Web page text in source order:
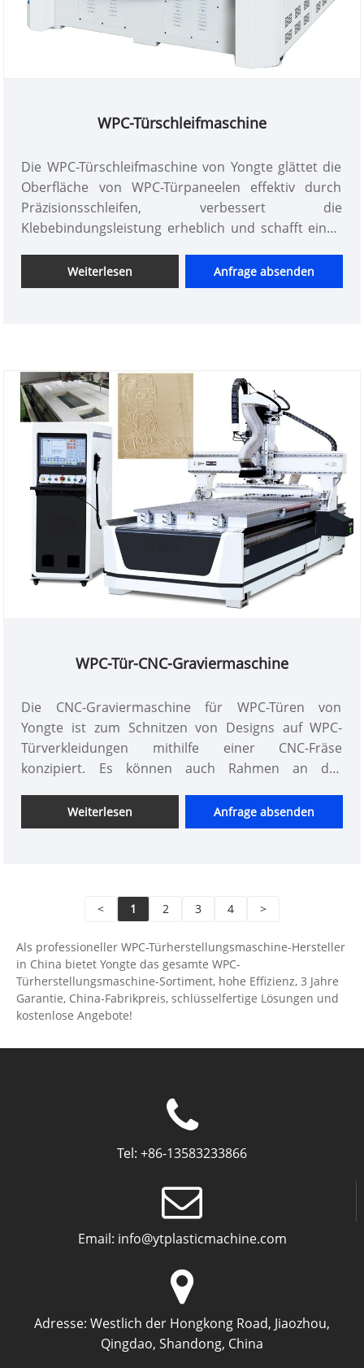
WPC-Türschleifmaschine
Die WPC-Türschleifmaschine von Yongte glättet die
Oberfläche von WPC-Türpaneelen effektiv durch
Präzisionsschleifen, verbessert die
Klebebindungsleistung erheblich und schafft einen
oder Laminierprozesse.
Weiterlesen Anfrage absenden
WPC-Tür-CNC-Graviermaschine
Die CNC-Graviermaschine für WPC-Türen von
Yongte ist zum Schnitzen von Designs auf WPC-
Türverkleidungen mithilfe einer CNC-Fräse
konzipiert. Es können auch Rahmen an der
werden. Ausgestattet mit einem hochpräzisen CNC-
Fräser sorgt er für detaillierte und präzise
Werkzeugwechselsystem, das die Effizienz steigert,
und Schneidprozesse reduziert.
Weiterlesen Anfrage absenden
< 1 2 3 4 >
Als professioneller WPC-Türherstellungsmaschine-Hersteller
in China bietet Yongte das gesamte WPC-
Türherstellungsmaschine-Sortiment, hohe Effizienz, 3 Jahre
Garantie, China-Fabrikpreis, schlüsselfertige Lösungen und
kostenlose Angebote!
Tel: +86-13583233866
Email: info@ytplasticmachine.com
Adresse: Westlich der Hongkong Road, Jiaozhou,
Qingdao, Shandong, China